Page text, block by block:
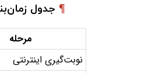
¶جدول
مرحله
نوبت‌گیری اینترنتی